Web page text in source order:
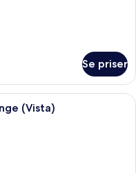
Se priser
med to senge, et
(Vista)